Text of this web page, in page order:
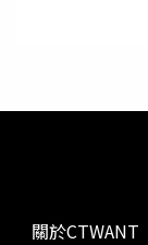
關於CTWANT